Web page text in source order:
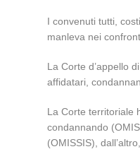
I convenuti tutti,
manleva nei
La Corte d’appello
affidatari,
La Corte territoriale
condannando
(OMISSIS),